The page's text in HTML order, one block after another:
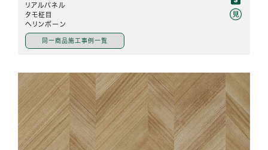
リアルパネル
タモ柾目
ヘリンボーン
同一商品施工事例一覧